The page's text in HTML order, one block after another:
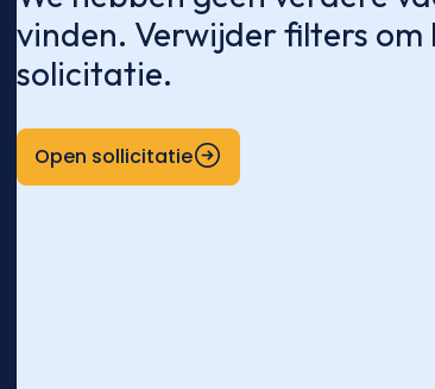
vinden. Verwijder filters
solicitatie.
Open sollicitatie